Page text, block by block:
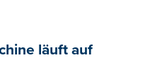
läuft auf